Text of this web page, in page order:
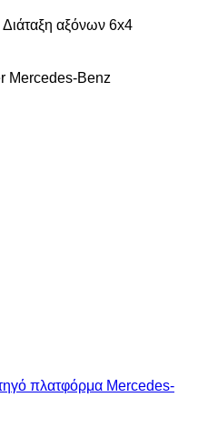
Διάταξη αξόνων 6x4
Mercedes-Benz
πλατφόρμα Mercedes-